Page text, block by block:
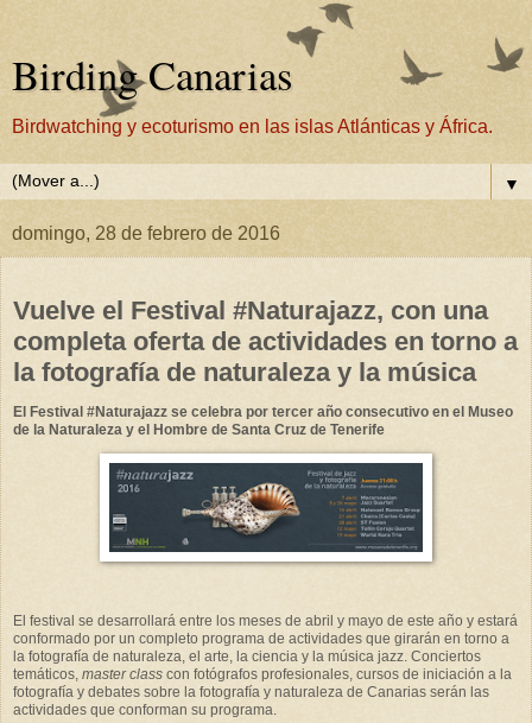
Birding Canarias
Birdwatching y ecoturismo en las islas Atlánticas y África.
▼
domingo, 28 de febrero de 2016
Vuelve el Festival #Naturajazz, con una
completa oferta de actividades en torno a
la fotografía de naturaleza y la música
El Festival #Naturajazz se celebra por tercer año consecutivo en el Museo
de la Naturaleza y el Hombre de Santa Cruz de Tenerife
El festival se desarrollará entre los meses de abril y mayo de este año y estará
conformado por un completo programa de actividades que girarán en torno a
la fotografía de naturaleza, el arte, la ciencia y la música jazz. Conciertos
temáticos, master class con fotógrafos profesionales, cursos de iniciación a la
fotografía y debates sobre la fotografía y naturaleza de Canarias serán las
actividades que conforman su programa.